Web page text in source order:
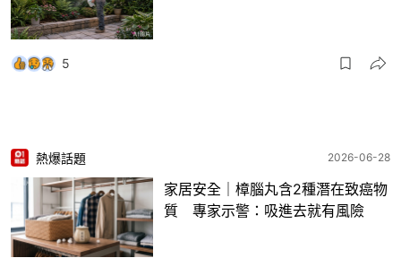
5
熱爆話題 2026-06-28
家居安全｜樟腦丸含2種潛在致癌物
質 專家示警：吸進去就有風險